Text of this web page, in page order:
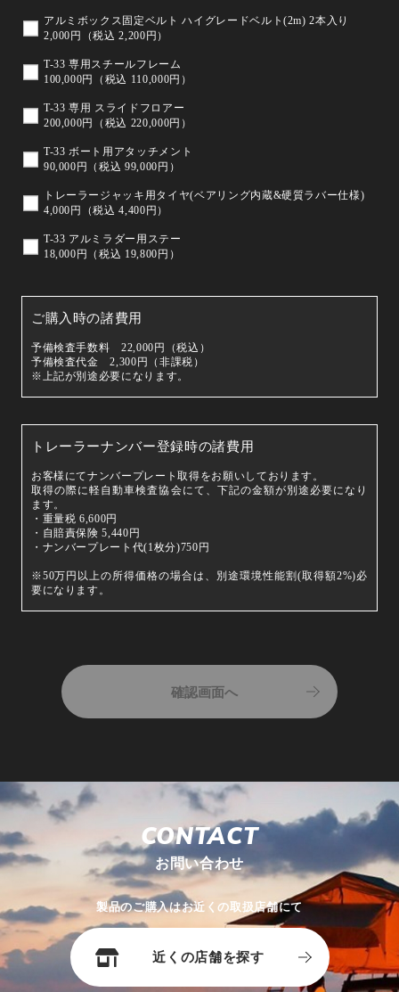
アルミボックス固定ベルト ハイグレードベルト(2m) 2本入り
2,000円（税込 2,200円）
T-33 専用スチールフレーム
100,000円（税込 110,000円）
T-33 専用 スライドフロアー
200,000円（税込 220,000円）
T-33 ボート用アタッチメント
90,000円（税込 99,000円）
トレーラージャッキ用タイヤ(ベアリング内蔵&硬質ラバー仕様)
4,000円（税込 4,400円）
T-33 アルミラダー用ステー
18,000円（税込 19,800円）
ご購入時の諸費用
予備検査手数料 22,000円（税込）
予備検査代金 2,300円（非課税）
※上記が別途必要になります。
トレーラーナンバー登録時の諸費用
お客様にてナンバープレート取得をお願いしております。
取得の際に軽自動車検査協会にて、下記の金額が別途必要になり
ます。
・重量税 6,600円
・自賠責保険 5,440円
・ナンバープレート代(1枚分)750円
※50万円以上の所得価格の場合は、別途環境性能割(取得額2%)必
要になります。
確認画面へ
CONTACT
お問い合わせ
製品のご購入はお近くの取扱店舗にて
近くの店舗を探す